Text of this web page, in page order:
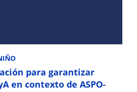
para garantizar
en contexto de ASPO-